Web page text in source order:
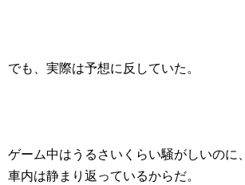
でも、実際は予想に反していた。
ゲーム中はうるさいくらい騒がしいのに、
車内は静まり返っているからだ。